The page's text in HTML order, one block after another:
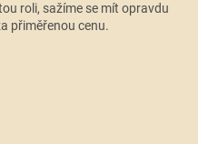
roli, sažíme se mít opravdu
přiměřenou cenu.